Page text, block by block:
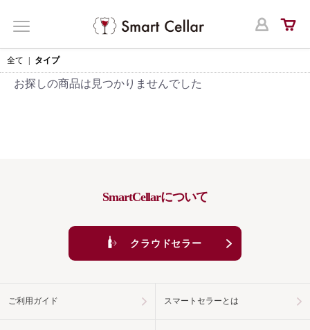
ロ
全て タイプ
お探しの商品は見つかりませんでした
SmartCellarについて
クラウドセラー
ご利用ガイド スマートセラーとは